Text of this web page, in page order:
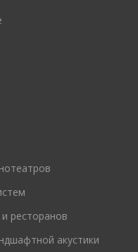
ресторанов
акустики